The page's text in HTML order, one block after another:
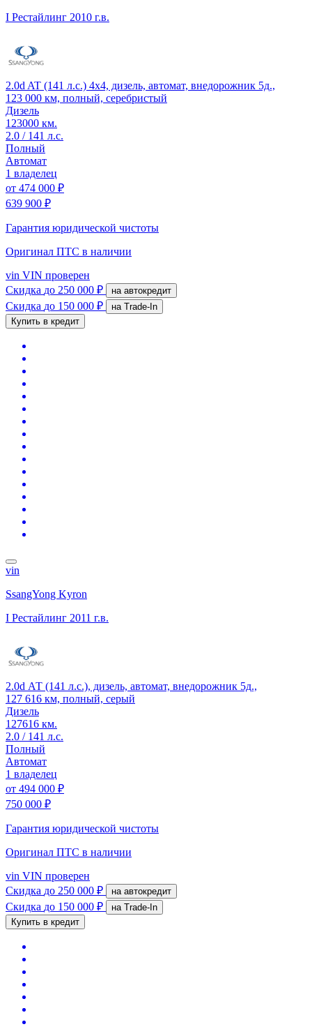
I Рестайлинг 2010 г.в.
2.0d AT (141 л.с.) 4x4, дизель, автомат, внедорожник 5д.,
123 000 км, полный, серебристый
Дизель
123000 км.
2.0 / 141 л.с.
Полный
Автомат
1 владелец
от 474 000 ₽
639 900 ₽
Гарантия юридической чистоты
Оригинал ПТС в наличии
vin VIN проверен
Скидка до 250 000 ₽ на автокредит
Скидка до 150 000 ₽
на Trade-In
Купить в кредит
vin
SsangYong Kyron
I Рестайлинг 2011 г.в.
2.0d АТ (141 л.с.), дизель, автомат, внедорожник 5д.,
127 616 км, полный, серый
Дизель
127616 км.
2.0 / 141 л.с.
Полный
Автомат
1 владелец
от 494 000 ₽
750 000 ₽
Гарантия юридической чистоты
Оригинал ПТС в наличии
vin VIN проверен
Скидка до 250 000 ₽ на автокредит
Скидка до 150 000 ₽
на Trade-In
Купить в кредит